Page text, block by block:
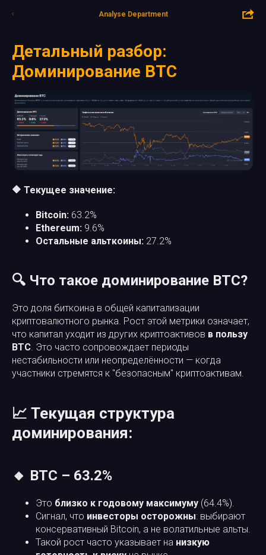
Analyse Department
Детальный разбор:
Доминирование BTC
🔶 Текущее значение:
Bitcoin: 63.2%
Ethereum: 9.6%
Остальные альткоины: 27.2%
🔍 Что такое доминирование BTC?
Это доля биткоина в общей капитализации
криптовалютного рынка. Рост этой метрики означает,
что капитал уходит из других криптоактивов в пользу
BTC . Это часто сопровождает периоды
нестабильности или неопределённости — когда
участники стремятся к "безопасным" криптоактивам.
📈 Текущая структура
доминирования:
🔸 BTC – 63.2%
Это близко к годовому максимуму (64.4%).
Сигнал, что инвесторы осторожны: выбирают
консервативный Bitcoin, а не волатильные альты.
Такой рост часто указывает на низкую